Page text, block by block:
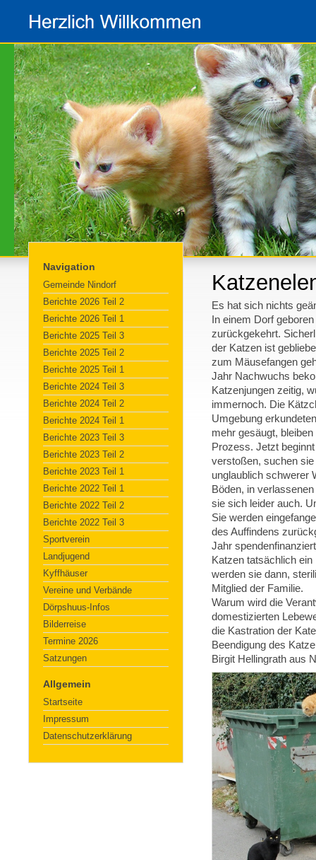
Navigation
Gemeinde Nindorf
Berichte 2026 Teil 2
Berichte 2026 Teil 1
Berichte 2025 Teil 3
Berichte 2025 Teil 2
Berichte 2025 Teil 1
Berichte 2024 Teil 3
Berichte 2024 Teil 2
Berichte 2024 Teil 1
Berichte 2023 Teil 3
Berichte 2023 Teil 2
Berichte 2023 Teil 1
Berichte 2022 Teil 1
Berichte 2022 Teil 2
Berichte 2022 Teil 3
Sportverein
Landjugend
Kyffhäuser
Vereine und Verbände
Dörpshuus-Infos
Bilderreise
Termine 2026
Satzungen
Allgemein
Startseite
Impressum
Datenschutzerklärung
Es hat sich nichts
In einem Dorf
zurückgekehrt.
der Katzen ist
zum Mäusefangen
Jahr Nachwuchs
Katzenjungen zeitig,
immernoch. Die
Umgebung
mehr gesäugt,
Prozess. Jetzt
verstoßen, suchen
unglaublich schwerer
Böden, in
sie sich leider auch.
Sie werden
des Auffindens
Jahr
Katzen tatsächlich
werden sie dann,
Mitglied der Familie.
Warum wird die
domestizierten
die Kastration der
Beendigung des
Birgit Hellingrath aus